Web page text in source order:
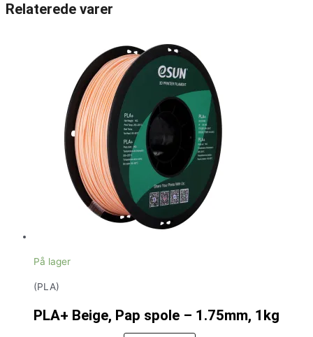
Relaterede varer
På lager
(PLA)
PLA+ Beige, Pap spole – 1.75mm, 1kg